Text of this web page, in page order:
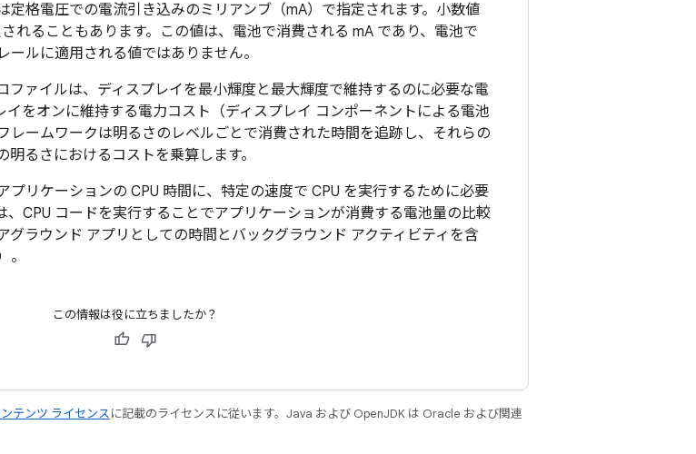
定格電圧での電流引き込みのミリアンブ（mA）で指定されます。小数値
れることもあります。この値は、電池で消費される mA であり、電池で
ルに適用される値ではありません。
ファイルは、ディスプレイを最小輝度と最大輝度で維持するのに必要な電
イをオンに維持する電力コスト（ディスプレイ コンポーネントによる電池
レームワークは明るさのレベルごとで消費された時間を追跡し、それらの
るさにおけるコストを乗算します。
プリケーションの CPU 時間に、特定の速度で CPU を実行するために必要
、CPU コードを実行することでアプリケーションが消費する電池量の比較
グラウンド アプリとしての時間とバックグラウンド アクティビティを含
この情報は役に立ちましたか？
テンツ ライセンスに記載のライセンスに従います。Java および OpenJDK は Oracle および関連